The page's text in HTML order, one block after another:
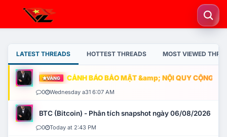
LATEST THREADS HOTTEST THREADS MOST VIEWED
VÀNG CẢNH BÁO BẢO MẬT &amp; NỘI QUY CỘNG
0 Wednesday a31 6:07 AM
BTC (Bitcoin) - Phân tích snapshot ngày 06/08/2026
0 Today at 2:43 PM